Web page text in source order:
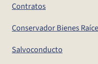
Contratos
Conservador Bienes
Salvoconducto